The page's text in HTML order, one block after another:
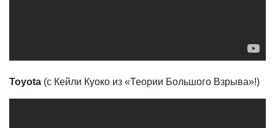
Toyota (с Кейли Куоко из «Теории Большого Взрыва»!)